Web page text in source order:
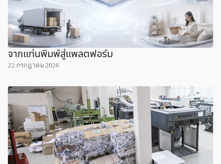
จากแท่นพิมพ์สู่แพลตฟอร์ม
22 กรกฎาคม 2026